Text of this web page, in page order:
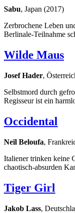
Sabu, Japan (2017)
Zerbrochene Leben
Berlinale-Teilnahme
Wilde Maus
Josef Hader,
Selbstmord durch
Regisseur ist ein
Occidental
Neïl Beloufa,
Italiener trinken keine
chaotisch-absurden
Tiger Girl
Jakob Lass,